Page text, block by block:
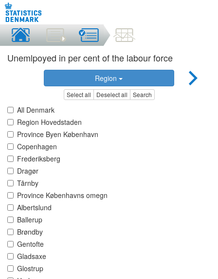
Unemlpoyed in per cent of the labour force
Region
Select all Deselect all Search
All Denmark
Region Hovedstaden
Province Byen København
Copenhagen
Frederiksberg
Dragør
Tårnby
Province Københavns omegn
Albertslund
Ballerup
Brøndby
Gentofte
Gladsaxe
Glostrup